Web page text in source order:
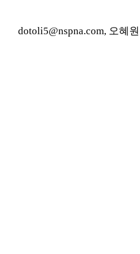
dotoli5@nspna.com, 오혜